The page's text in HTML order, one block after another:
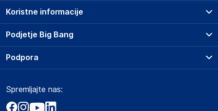
Podjetje Big Bang
O podjetju
Obvestila za javnost
Akt o digitalnih storitvah
Koristne informacije
Prodajna mesta
Storitve
Dostava, vnos in odvoz
Podpora
Marketplace
Kako oddati naročilo?
Spremljajte nas: